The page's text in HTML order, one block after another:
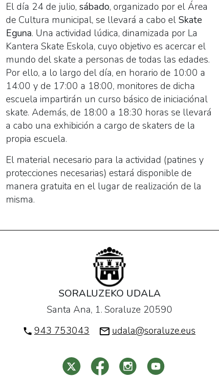
El día 24 de julio, sábado, organizado por el Área
de Cultura municipal, se llevará a cabo el Skate
Eguna. Una actividad lúdica, dinamizada por La
Kantera Skate Eskola, cuyo objetivo es acercar el
mundo del skate a personas de todas las edades.
Por ello, a lo largo del día, en horario de 10:00 a
14:00 y de 17:00 a 18:00, monitores de dicha
escuela impartirán un curso básico de iniciaciónal
skate. Además, de 18:00 a 18:30 horas se llevará
a cabo una exhibición a cargo de skaters de la
propia escuela.
El material necesario para la actividad (patines y
protecciones necesarias) estará disponible de
manera gratuita en el lugar de realización de la
misma.
SORALUZEKO UDALA
Santa Ana, 1. Soraluze 20590
943 753043
udala@soraluze.eus